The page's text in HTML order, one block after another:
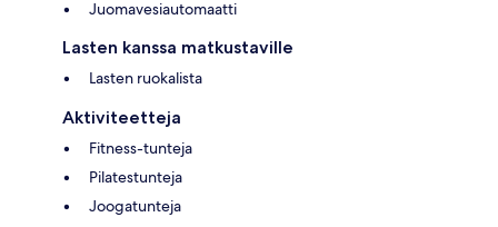
Juomavesiautomaatti
Lasten kanssa matkustaville
Lasten ruokalista
Aktiviteetteja
Fitness-tunteja
Pilatestunteja
Joogatunteja